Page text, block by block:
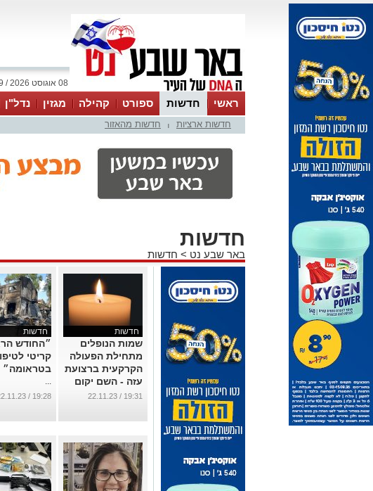
08 אוגוסט 2026 / 16:59
ראשי חדשות ספורט קהילה מגזין נדל"ן
עסקים
טיפים והמלצותחדשות ארציות חדשות מהאזור
חדשות
באר שבע נט > חדשות
חדשות
שמות הנופלים
מתחילת הפעולה
הקרקעית ברצועת
עזה - השם יקום
דמם
19:31 / 22.11.23
חדשות
״החודש
קריטי
בטראומה״
...
19:28 / 22.11.23